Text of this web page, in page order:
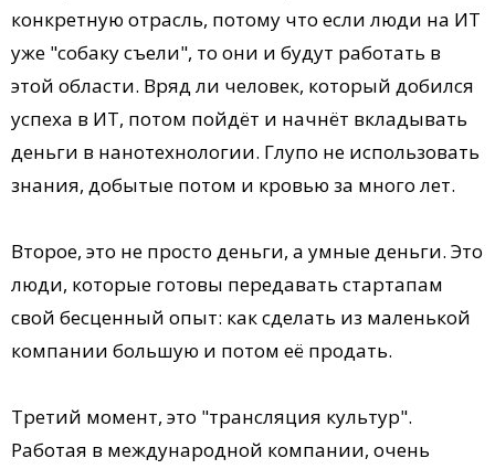
конкретную отрасль, потому что если люди на ИТ
уже "собаку съели", то они и будут работать в
этой области. Вряд ли человек, который добился
успеха в ИТ, потом пойдёт и начнёт вкладывать
деньги в нанотехнологии. Глупо не использовать
знания, добытые потом и кровью за много лет.
Второе, это не просто деньги, а умные деньги. Это
люди, которые готовы передавать стартапам
свой бесценный опыт: как сделать из маленькой
компании большую и потом её продать.
Третий момент, это "трансляция культур".
Работая в международной компании, очень